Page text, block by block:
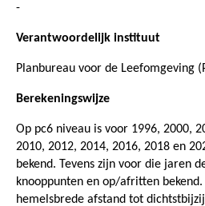
-
Verantwoordelijk instituut
Planbureau voor de Leefomgeving
Berekeningswijze
Op pc6 niveau is voor 1996, 2000,
2010, 2012, 2014, 2016, 2018 en
bekend. Tevens zijn voor die jaren
knooppunten en op/afritten bekend.
hemelsbrede afstand tot